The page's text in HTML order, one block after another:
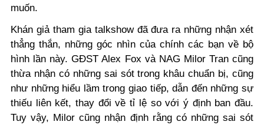
muốn.
Khán giả tham gia talkshow đã đưa ra những nhận xét
thẳng thắn, những góc nhìn của chính các bạn về bộ
hình lần này. GĐST Alex Fox và NAG Milor Tran cũng
thừa nhận có những sai sót trong khâu chuẩn bị, cũng
như những hiểu lầm trong giao tiếp, dẫn đến những sự
thiếu liên kết, thay đổi về tỉ lệ so với ý định ban đầu.
Tuy vậy, Milor cũng nhận định rằng có những sai sót